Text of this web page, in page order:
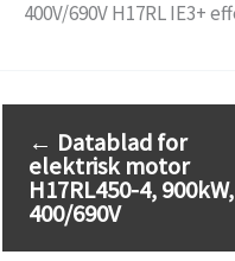
← Datablad for
elektrisk motor
H17RL450-4, 900kW,
400/690V